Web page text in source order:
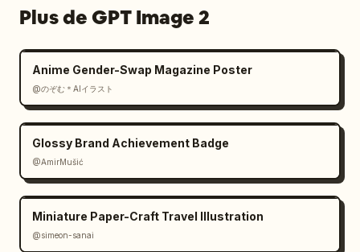
Plus de GPT Image 2
Anime Gender-Swap Magazine Poster
@のぞむ＊AIイラスト
Glossy Brand Achievement Badge
@AmirMušić
Miniature Paper-Craft Travel Illustration
@simeon-sanai